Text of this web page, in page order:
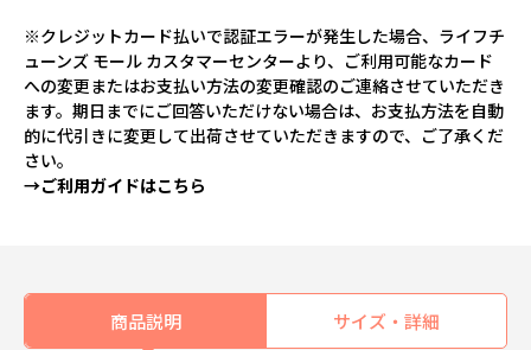
※クレジットカード払いで認証エラーが発生した場合、ライフチ
ューンズ モール カスタマーセンターより、ご利用可能なカード
への変更またはお支払い方法の変更確認のご連絡させていただき
ます。期日までにご回答いただけない場合は、お支払方法を自動
的に代引きに変更して出荷させていただきますので、ご了承くだ
さい。
→ご利用ガイドはこちら
商品説明 サイズ・詳細